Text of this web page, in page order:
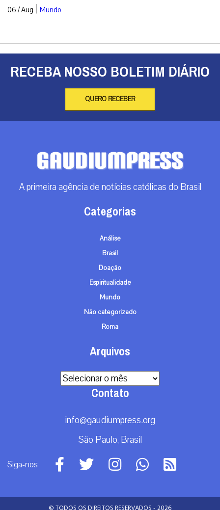
06 / Aug | Mundo
RECEBA NOSSO BOLETIM DIÁRIO
QUERO RECEBER
A primeira agência de notícias católicas do Brasil
Categorias
Análise
Brasil
Doação
Espiritualidade
Mundo
Não categorizado
Roma
Arquivos
Arquivos
Contato
info@gaudiumpress.org
São Paulo, Brasil
Siga-nos